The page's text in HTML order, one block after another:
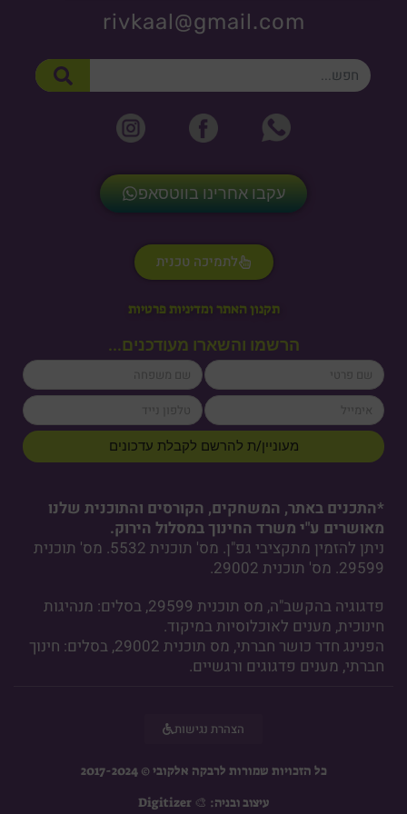
rivkaal@gmail.com
חיפוש
עקבו אחרינו בווטסאפ
לתמיכה טכנית
תקנון האתר ומדיניות פרטיות
*התכנים באתר, המשחקים, הקורסים והתוכנית שלנו
מאושרים ע"י משרד החינוך במסלול הירוק.
ניתן להזמין מתקציבי גפ"ן. מס' תוכנית 5532. מס' תוכנית
29599. מס' תוכנית 29002.
פדגוגיה בהקשב"ה, מס תוכנית 29599, בסלים: מנהיגות
חינוכית, מענים לאוכלוסיות במיקוד.
הפנינג חדר כושר חברתי, מס תוכנית 29002, בסלים: חינוך
חברתי, מענים פדגוגים ורגשיים.
הרשמו והשארו מעודכנים...
firstName
lastName
email
cellPhone
מעוניין/ת להרשם לקבלת עדכונים
עיצוב ובניה: 🎨 Digitizer
כל הזכויות שמורות לרבקה אלקובי © 2017-2024
הצהרת נגישות